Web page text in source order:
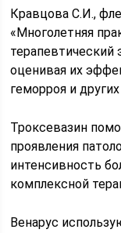
Кравцова С.И.,
«Многолетняя
оценивая их
геморроя и
Троксевазин
проявления
интенсивность
комплексной
Венарус